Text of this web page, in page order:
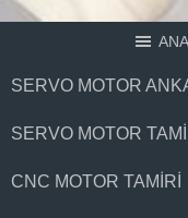
SERVO MOTOR
SERVO MOTOR
CNC MOTOR TAMIRI